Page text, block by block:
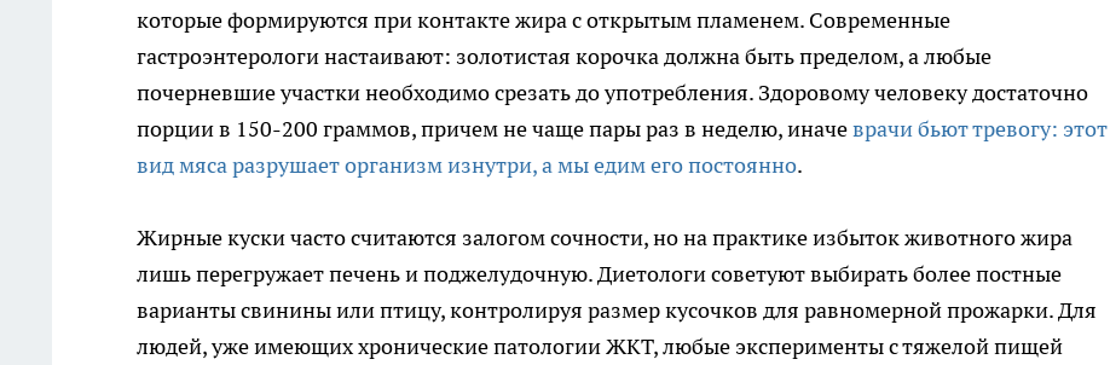
которые формируются при контакте жира с открытым пламенем. Современные
гастроэнтерологи настаивают: золотистая корочка должна быть пределом, а любые
почерневшие участки необходимо срезать до употребления. Здоровому человеку достаточно
порции в 150-200 граммов, причем не чаще пары раз в неделю, иначеврачи бьют тревогу: этот
вид мяса разрушает организм изнутри, а мы едим его постоянно.
Жирные куски часто считаются залогом сочности, но на практике избыток животного жира
лишь перегружает печень и поджелудочную. Диетологи советуют выбирать более постные
варианты свинины или птицу, контролируя размер кусочков для равномерной прожарки. Для
людей, уже имеющих хронические патологии ЖКТ, любые эксперименты с тяжелой пищей